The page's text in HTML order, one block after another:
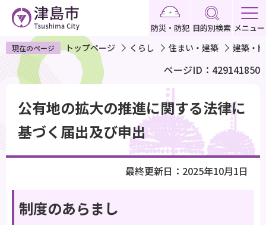
ペ
ー
ジ
で
す
防災・防犯 目的別検索 メニュー
現在のページ トップページ くらし 住まい・建築 建築・
ページID：429141850
か
公有地の拡大の推進に関する法律に
基づく届出及び申出
最終更新日：2025年10月1日
制度のあらまし